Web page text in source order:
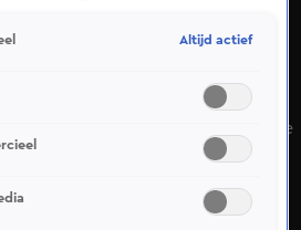
uit hoeveel je oude briefjes
het niet meer mogelijk om je oude
gulden in te leveren bij de
dat perfecte biljetten wellicht
Altijd actief